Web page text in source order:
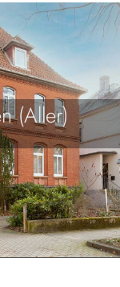
(Aller)